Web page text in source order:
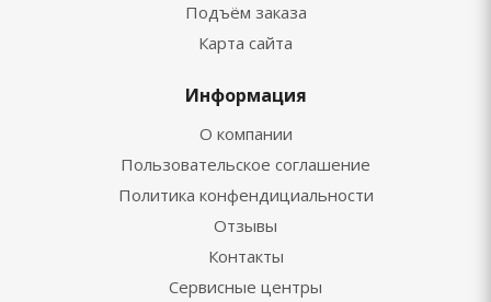
Подъём заказа
Карта сайта
Информация
О компании
Пользовательское соглашение
Политика конфендициальности
Отзывы
Контакты
Сервисные центры